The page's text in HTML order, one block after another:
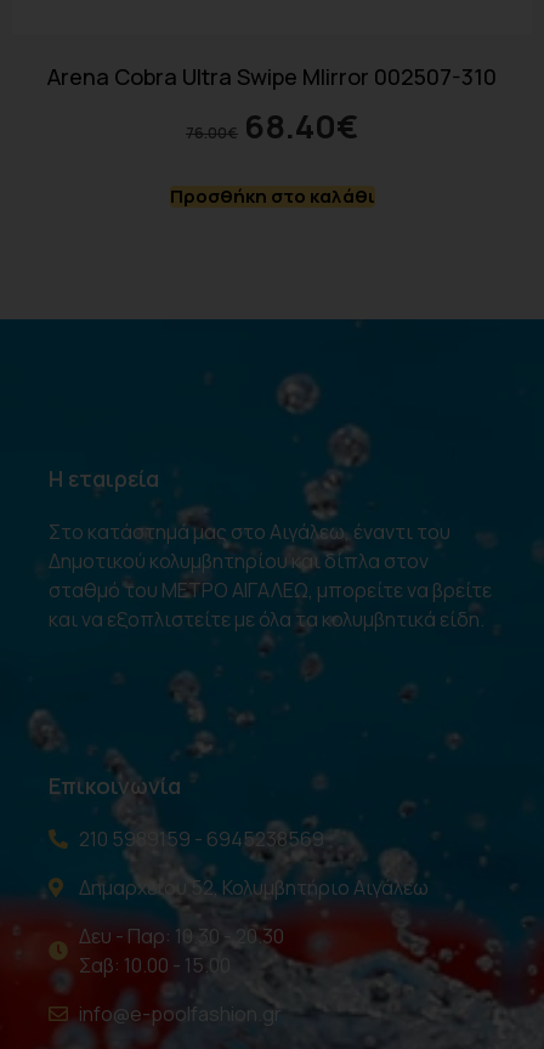
Arena Cobra Ultra Swipe MIirror 002507-310
76.00€ 68.40€
Προσθήκη στο καλάθι
Η εταιρεία
Στο κατάστημά μας στο Αιγάλεω, έναντι του
Δημοτικού κολυμβητηρίου και δίπλα στον
σταθμό του ΜΕΤΡΟ ΑΙΓΑΛΕΩ, μπορείτε να βρείτε
και να εξοπλιστείτε με όλα τα κολυμβητικά είδη.
Επικοινωνία
210 5989159 - 6945238569
Δημαρχείου 52, Κολυμβητήριο Αιγάλεω
Δευ - Παρ: 10.30 - 20.30
Σαβ: 10.00 - 15.00
info@e-poolfashion.gr